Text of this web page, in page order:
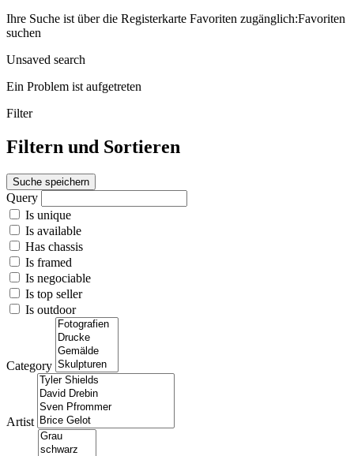
Ihre Suche ist über die Registerkarte Favoriten zugänglich:Favoriten
suchen
Unsaved search
Ein Problem ist aufgetreten
Filter
Filtern und Sortieren
Suche speichern
Query
Is unique
Is available
Has chassis
Is framed
Is negociable
Is top seller
Is outdoor
Category
Artist